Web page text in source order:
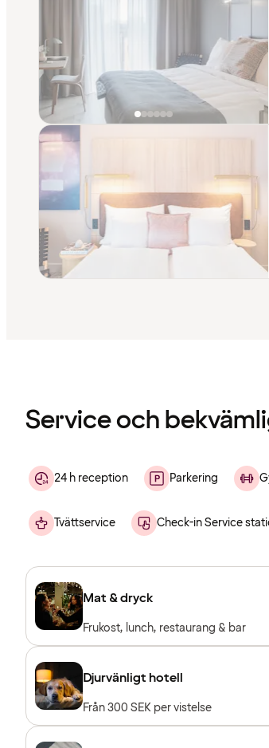
Service och
24 h reception Parkering
Tvättservice Check-in Service
Mat & dryck
Frukost, lunch, restaurang & bar
Djurvänligt hotell
Från 300 SEK per vistelse